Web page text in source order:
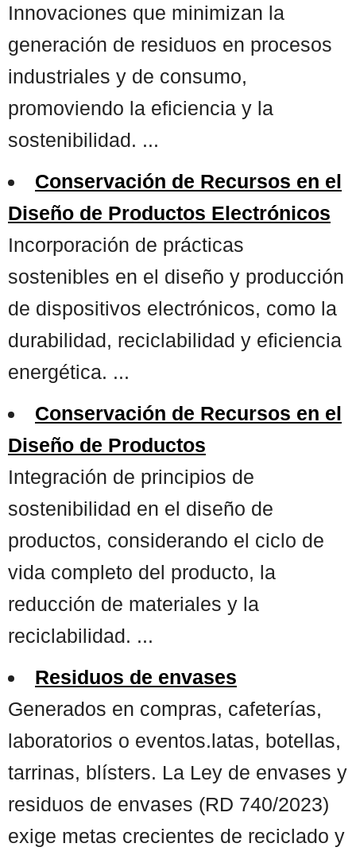
Innovaciones que minimizan la
generación de residuos en procesos
industriales y de consumo,
promoviendo la eficiencia y la
sostenibilidad. ...
Conservación de Recursos en el
Diseño de Productos Electrónicos
Incorporación de prácticas
sostenibles en el diseño y producción
de dispositivos electrónicos, como la
durabilidad, reciclabilidad y eficiencia
energética. ...
Conservación de Recursos en el
Diseño de Productos
Integración de principios de
sostenibilidad en el diseño de
productos, considerando el ciclo de
vida completo del producto, la
reducción de materiales y la
reciclabilidad. ...
Residuos de envases
Generados en compras, cafeterías,
laboratorios o eventos.latas, botellas,
tarrinas, blísters. La Ley de envases y
residuos de envases (RD 740/2023)
exige metas crecientes de reciclado y